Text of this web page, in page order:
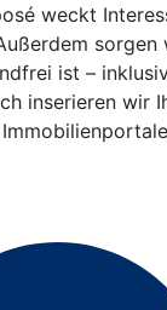
weckt
ist –
inserieren wir